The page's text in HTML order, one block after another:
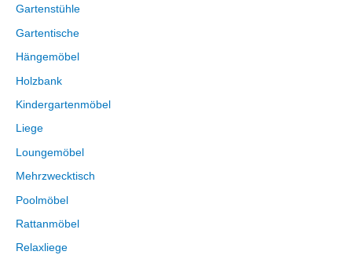
Gartenstühle
Gartentische
Hängemöbel
Holzbank
Kindergartenmöbel
Liege
Loungemöbel
Mehrzwecktisch
Poolmöbel
Rattanmöbel
Relaxliege